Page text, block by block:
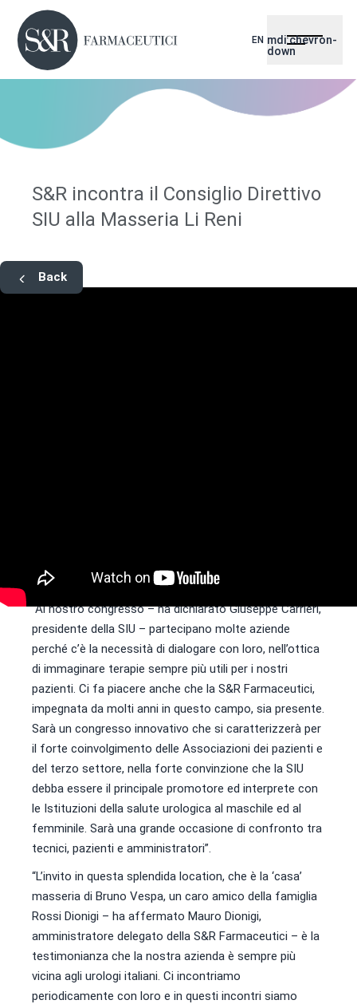
EN mdi:chevron-
down
S&R incontra il Consiglio Direttivo
SIU alla Masseria Li Reni
Back
ogni anno richiama medici da tutto lo Stivale.
“Al nostro congresso – ha dichiarato Giuseppe Carrieri,
presidente della SIU – partecipano molte aziende
perché c’è la necessità di dialogare con loro, nell’ottica
di immaginare terapie sempre più utili per i nostri
pazienti. Ci fa piacere anche che la S&R Farmaceutici,
impegnata da molti anni in questo campo, sia presente.
Sarà un congresso innovativo che si caratterizzerà per
il forte coinvolgimento delle Associazioni dei pazienti e
del terzo settore, nella forte convinzione che la SIU
debba essere il principale promotore ed interprete con
le Istituzioni della salute urologica al maschile ed al
femminile. Sarà una grande occasione di confronto tra
tecnici, pazienti e amministratori”.
“L’invito in questa splendida location, che è la ‘casa’
masseria di Bruno Vespa, un caro amico della famiglia
Rossi Dionigi – ha affermato Mauro Dionigi,
amministratore delegato della S&R Farmaceutici – è la
testimonianza che la nostra azienda è sempre più
vicina agli urologi italiani. Ci incontriamo
periodicamente con loro e in questi incontri siamo